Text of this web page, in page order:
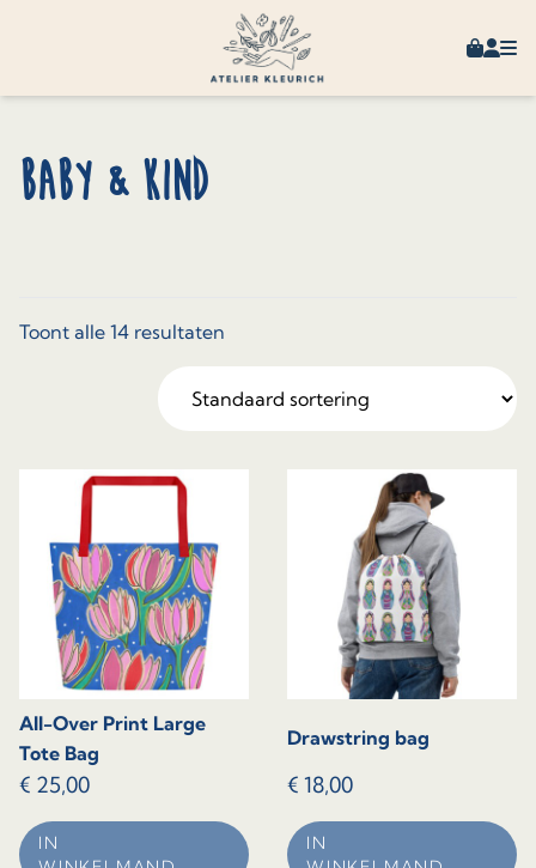
Mijn
Baby & Kind
Toont alle 14 resultaten
All-Over Print Large
Tote Bag
€ 25,00
IN
Drawstring bag
€ 18,00
IN